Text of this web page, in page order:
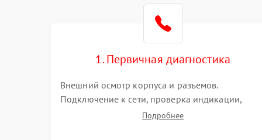
1. Первичная диагностика
Внешний осмотр корпуса и разъемов.
Подключение к сети, проверка индикации,
звуковых сигналов и кодов ошибок. Измерение
Подробнее